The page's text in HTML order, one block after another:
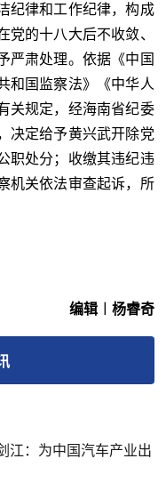
纪律和工作纪律，构成
党的十八大后不收敛、
严肃处理。依据《中国
和国监察法》《中华人
关规定，经海南省纪委
决定给予黄兴武开除党
职处分；收缴其违纪违
机关依法审查起诉，所
编辑︱杨睿奇
江：为中国汽车产业出